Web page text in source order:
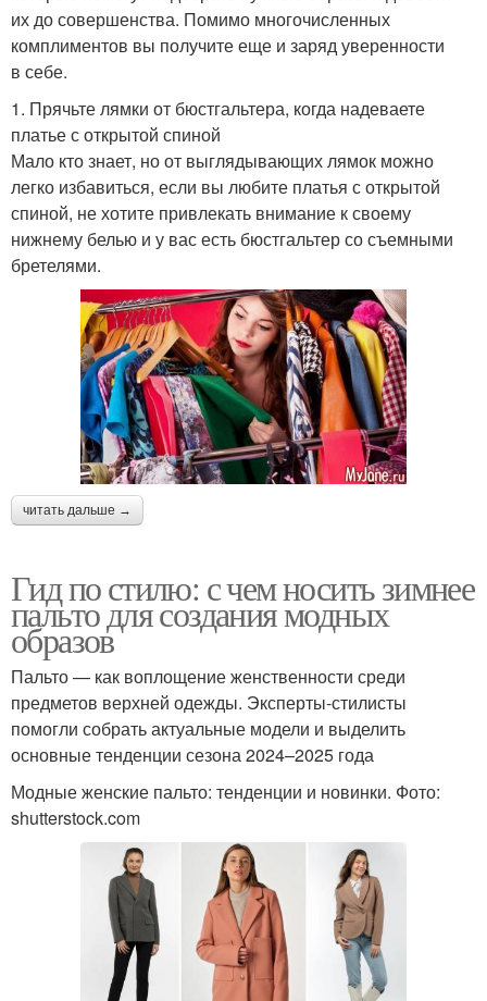
их до совершенства. Помимо многочисленных
комплиментов вы получите еще и заряд уверенности
в себе.
1. Прячьте лямки от бюстгальтера, когда надеваете
платье с открытой спиной
Мало кто знает, но от выглядывающих лямок можно
легко избавиться, если вы любите платья с открытой
спиной, не хотите привлекать внимание к своему
нижнему белью и у вас есть бюстгальтер со съемными
бретелями.
читать дальше →
Гид по стилю: с чем носить зимнее
пальто для создания модных
образов
Пальто — как воплощение женственности среди
предметов верхней одежды. Эксперты-стилисты
помогли собрать актуальные модели и выделить
основные тенденции сезона 2024–2025 года
Модные женские пальто: тенденции и новинки. Фото:
shutterstock.com